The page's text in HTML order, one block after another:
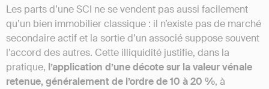
Les parts d’une SCI ne se vendent pas aussi facilement
qu’un bien immobilier classique : il n’existe pas de marché
secondaire actif et la sortie d’un associé suppose souvent
l’accord des autres. Cette illiquidité justifie, dans la
pratique, l’application d’une décote sur la valeur vénale
retenue, généralement de l’ordre de 10 à 20 %, à